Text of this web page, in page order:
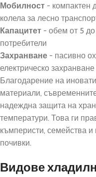
Мобилност - компактен
колела за лесно
Капацитет - обем от 5
потребители
Захранване - пасивно
електрическо захранване
Благодарение на
материали,
надеждна защита на
температури. Това ги
къмперисти, семейства
почивки.
Видове